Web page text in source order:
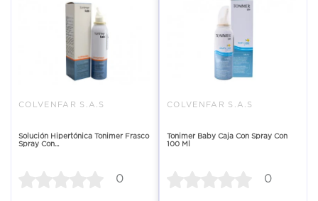
COLVENFAR S.A.S
Solución Hipertónica Tonimer Frasco
Spray Con...
0
COLVENFAR S.A.S
Tonimer Baby Caja Con Spray Con
100 Ml
0